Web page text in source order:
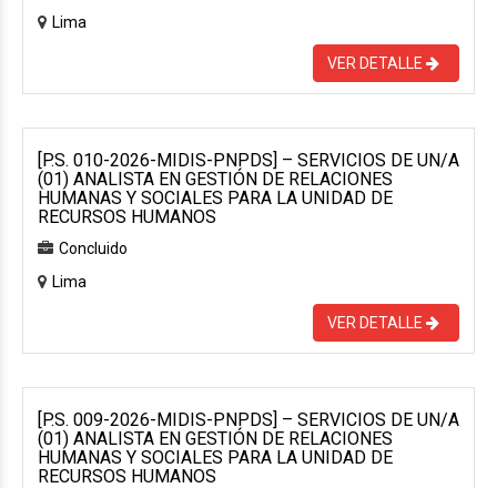
Lima
VER DETALLE
[P.S. 010-2026-MIDIS-PNPDS] – SERVICIOS DE UN/A
(01) ANALISTA EN GESTIÓN DE RELACIONES
HUMANAS Y SOCIALES PARA LA UNIDAD DE
RECURSOS HUMANOS
Concluido
Lima
VER DETALLE
[P.S. 009-2026-MIDIS-PNPDS] – SERVICIOS DE UN/A
(01) ANALISTA EN GESTIÓN DE RELACIONES
HUMANAS Y SOCIALES PARA LA UNIDAD DE
RECURSOS HUMANOS